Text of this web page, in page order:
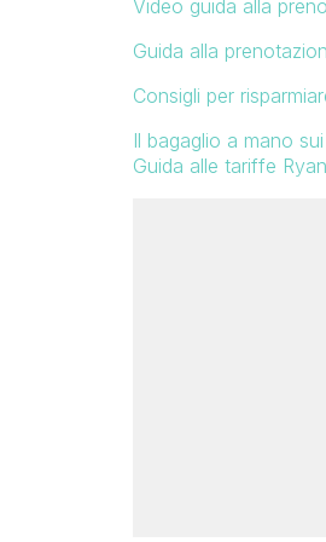
Video guida alla
Guida alla
Consigli per
Il bagaglio a mano
Guida alle tariffe